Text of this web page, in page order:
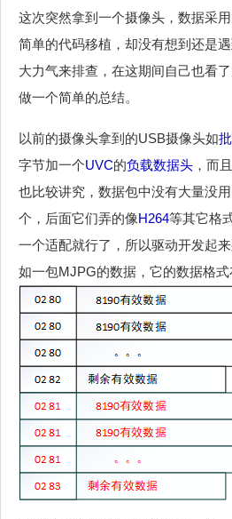
这次突然拿到一个摄像头，数据采
简单的代码移植，却没有想到还是
大力气来排查，在这期间自己也看
做一个简单的总结。
以前的摄像头拿到的USB摄像头如
字节加一个UVC的负载数据头 ，而
也比较讲究，数据包中没有大量没
个，后面它们弄的像H264等其它格
一个适配就行了，所以驱动开发起来
如一包MJPG的数据，它的数据格式